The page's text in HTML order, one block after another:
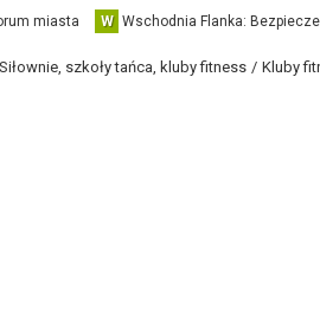
miasta W Wschodnia Flanka:
Siłownie, szkoły tańca, kluby fitness Kluby